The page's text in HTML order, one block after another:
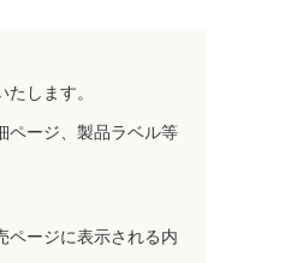
します。
ページ、製品ラベル等
ページに表示される内